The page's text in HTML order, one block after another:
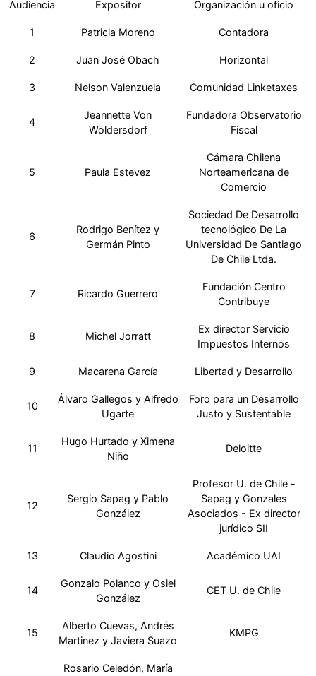
Audiencia Expositor Organización u oficio
1 Patricia Moreno Contadora
2 Juan José Obach Horizontal
3 Nelson Valenzuela Comunidad Linketaxes
4
Jeannette Von
Woldersdorf
Fundadora Observatorio
Fiscal
5 Paula Estevez
Cámara Chilena
Norteamericana de
Comercio
6
Rodrigo Benítez y
Germán Pinto
Sociedad De Desarrollo
tecnológico De La
Universidad De Santiago
De Chile Ltda.
7 Ricardo Guerrero
Fundación Centro
Contribuye
8 Michel Jorratt
Ex director Servicio
Impuestos Internos
9 Macarena García Libertad y Desarrollo
10
Álvaro Gallegos y Alfredo
Ugarte
Foro para un Desarrollo
Justo y Sustentable
11
Hugo Hurtado y Ximena
Niño
Deloitte
12
Sergio Sapag y Pablo
González
Profesor U. de Chile -
Sapag y Gonzales
Asociados - Ex director
jurídico SII
13 Claudio Agostini Académico UAI
14
Gonzalo Polanco y Osiel
González
CET U. de Chile
15
Alberto Cuevas, Andrés
Martinez y Javiera Suazo
KMPG
Rosario Celedón, María